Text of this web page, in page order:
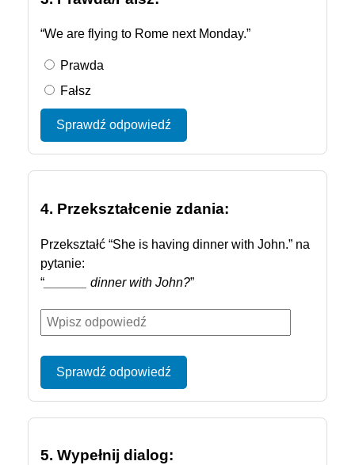
“We are flying to Rome next Monday.”
Prawda
Fałsz
Sprawdź odpowiedź
4. Przekształcenie zdania:
Przekształć “She is having dinner with John.” na
pytanie:
“ ______ dinner with John?”
Sprawdź odpowiedź
5. Wypełnij dialog: